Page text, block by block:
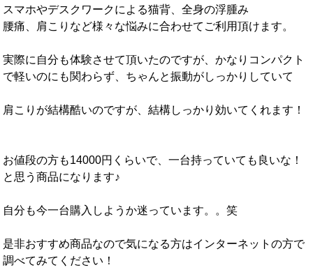
スマホやデスクワークによる猫背、全身の浮腫み
腰痛、肩こりなど様々な悩みに合わせてご利用頂けます。
実際に自分も体験させて頂いたのですが、かなりコンパクト
で軽いのにも関わらず、ちゃんと振動がしっかりしていて
肩こりが結構酷いのですが、結構しっかり効いてくれます！
お値段の方も14000円くらいで、一台持っていても良いな！
と思う商品になります♪
自分も今一台購入しようか迷っています。。笑
是非おすすめ商品なので気になる方はインターネットの方で
調べてみてください！